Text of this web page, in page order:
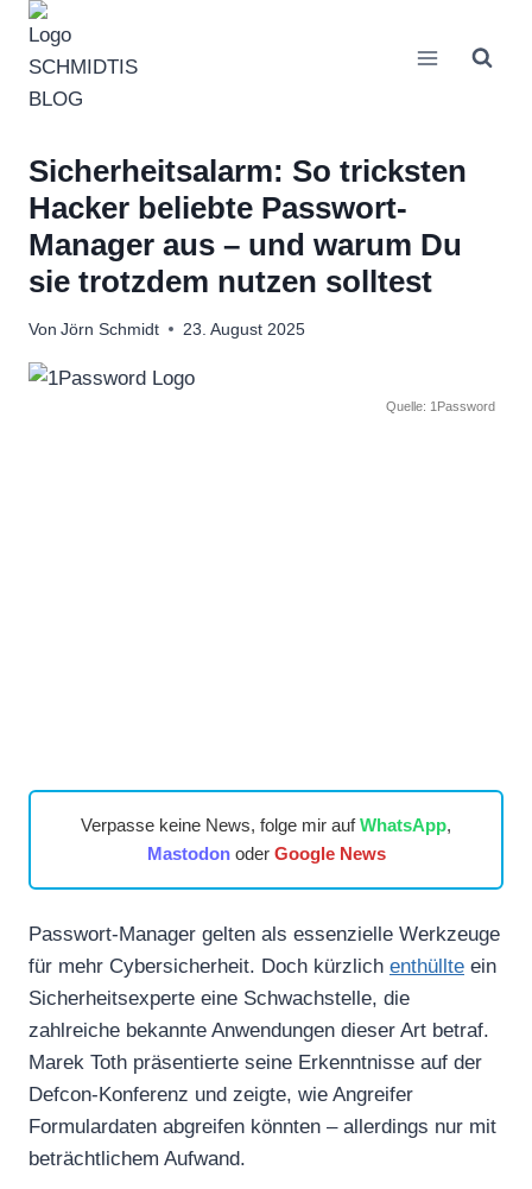
Zum
Inhalt
springen
Sicherheitsalarm: So tricksten
Hacker beliebte Passwort-
Manager aus – und warum Du
sie trotzdem nutzen solltest
Von Jörn Schmidt 23. August 2025
Quelle: 1Password
Verpasse keine News, folge mir aufWhatsApp,
Mastodonoder Google News
Passwort-Manager gelten als essenzielle Werkzeuge
für mehr Cybersicherheit. Doch kürzlich enthüllte ein
Sicherheitsexperte eine Schwachstelle, die
zahlreiche bekannte Anwendungen dieser Art betraf.
Marek Toth präsentierte seine Erkenntnisse auf der
Defcon-Konferenz und zeigte, wie Angreifer
Formulardaten abgreifen könnten – allerdings nur mit
beträchtlichem Aufwand.